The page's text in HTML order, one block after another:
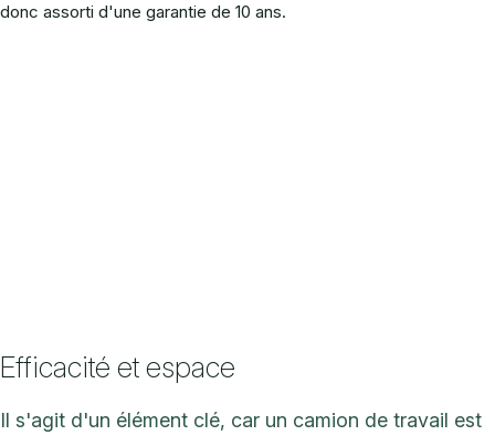
donc assorti d'une garantie de 10 ans.
Efficacité et espace
Il s'agit d'un élément clé, car un camion de travail est